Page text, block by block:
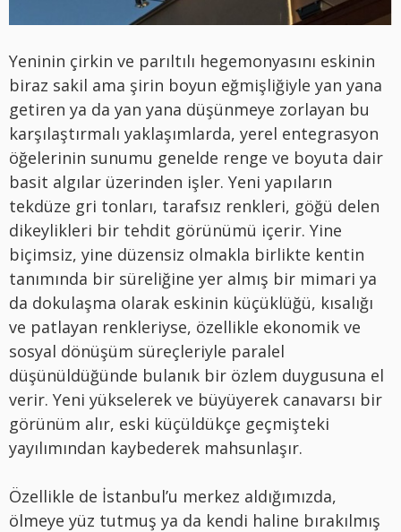
Yeninin çirkin ve parıltılı hegemonyasını eskinin
biraz sakil ama şirin boyun eğmişliğiyle yan yana
getiren ya da yan yana düşünmeye zorlayan bu
karşılaştırmalı yaklaşımlarda, yerel entegrasyon
öğelerinin sunumu genelde renge ve boyuta dair
basit algılar üzerinden işler. Yeni yapıların
tekdüze gri tonları, tarafsız renkleri, göğü delen
dikeylikleri bir tehdit görünümü içerir. Yine
biçimsiz, yine düzensiz olmakla birlikte kentin
tanımında bir süreliğine yer almış bir mimari ya
da dokulaşma olarak eskinin küçüklüğü, kısalığı
ve patlayan renkleriyse, özellikle ekonomik ve
sosyal dönüşüm süreçleriyle paralel
düşünüldüğünde bulanık bir özlem duygusuna el
verir. Yeni yükselerek ve büyüyerek canavarsı bir
görünüm alır, eski küçüldükçe geçmişteki
yayılımından kaybederek mahsunlaşır.
Özellikle de İstanbul’u merkez aldığımızda,
ölmeye yüz tutmuş ya da kendi haline bırakılmış